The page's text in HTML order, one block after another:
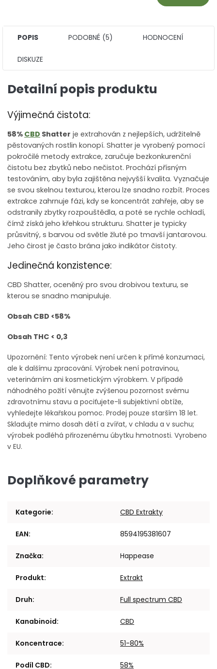
POPIS PODOBNÉ (5) HODNOCENÍ
DISKUZE
Detailní popis produktu
Výjimečná čistota:
58% CBD Shatter je extrahován z nejlepších, udržitelně
pěstovaných rostlin konopí. Shatter je vyrobený pomocí
pokročilé metody extrakce, zaručuje bezkonkurenční
čistotu bez zbytků nebo nečistot. Prochází přísným
testováním, aby byla zajištěna nejvyšší kvalita. Vyznačuje
se svou skelnou texturou, kterou lze snadno rozbít. Proces
extrakce zahrnuje fázi, kdy se koncentrát zahřeje, aby se
odstranily zbytky rozpouštědla, a poté se rychle ochladí,
čímž získá jeho křehkou strukturu. Shatter je typicky
průsvitný, s barvou od světle žluté po tmavší jantarovou.
Jeho čirost je často brána jako indikátor čistoty.
Jedinečná konzistence:
CBD Shatter, oceněný pro svou drobivou texturu, se
kterou se snadno manipuluje.
Obsah CBD <58%
Obsah THC < 0,3
Upozornění: Tento výrobek není určen k přímé konzumaci,
ale k dalšímu zpracování. Výrobek není potravinou,
veterinárním ani kosmetickým výrobkem. V případě
náhodného požití věnujte zvýšenou pozornost svému
zdravotnímu stavu a pociťujete-li subjektivní obtíže,
vyhledejte lékařskou pomoc. Prodej pouze starším 18 let.
Skladujte mimo dosah dětí a zvířat, v chladu a v suchu;
výrobek podléhá přirozenému úbytku hmotnosti. Vyrobeno
v EU.
Doplňkové parametry
Kategorie: CBD Extrakty
EAN: 8594195381607
Značka: Happease
Produkt: Extrakt
Druh: Full spectrum CBD
Kanabinoid: CBD
Koncentrace: 51-80%
Podíl CBD: 58%